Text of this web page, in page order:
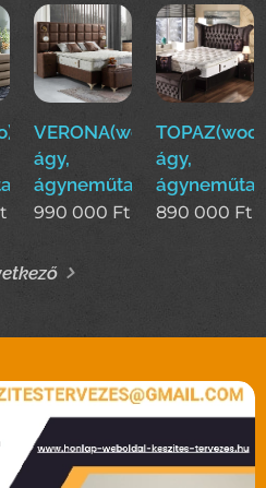
VERONA(woo)boxspring
ágy,
ágyneműtartós
990 000 Ft
ágy,
890 000 Ft